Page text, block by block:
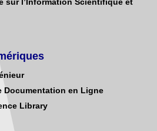
Documentation en Ligne
Library